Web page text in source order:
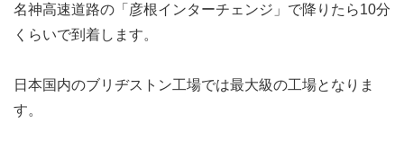
名神高速道路の「彦根インターチェンジ」で降りたら10分
くらいで到着します。
日本国内のブリヂストン工場では最大級の工場となりま
す。